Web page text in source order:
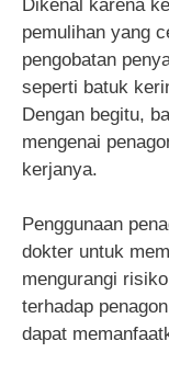
Dikenal karena
pemulihan yang
pengobatan
seperti batuk
Dengan begitu,
mengenai
kerjanya.
Penggunaan
dokter untuk
mengurangi
terhadap
dapat